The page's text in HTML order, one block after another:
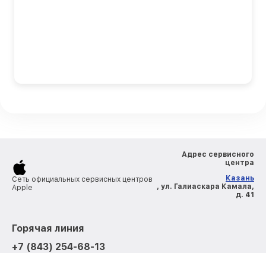
Сеть официальных сервисных центров
Apple
Адрес сервисного
центра
Казань
, ул. Галиаскара Камала,
д. 41
Горячая линия
+7 (843) 254-68-13